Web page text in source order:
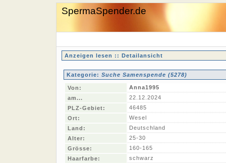
SpermaSpender.de
Anzeigen lesen :: Detailansicht
Kategorie: Suche Samenspende (5278)
Von:
Anna1995
am...
22.12.2024
PLZ-Gebiet:
46485
Ort:
Wesel
Land:
Deutschland
Alter:
25-30
Grösse:
160-165
Haarfarbe:
schwarz